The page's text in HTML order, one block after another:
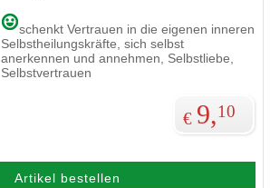
schenkt Vertrauen in die eigenen inneren
Selbstheilungskräfte, sich selbst
anerkennen und annehmen, Selbstliebe,
Selbstvertrauen
€ 9,10
Artikel bestellen